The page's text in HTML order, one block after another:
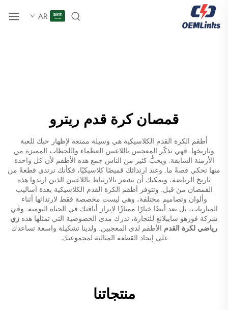
AR
قمصان كرة قدم ريترو
أطقم الكرة القدم الكلاسيكية هي وسيلة ممتعة لإظهار حبك للعبة
وتاريخها. فهي تذكّر المعجبين باللاعبين العظماء واللحظات المميزة من
الأزمنة السابقة. ويحبُّ كثير من الناس جمع هذه الأطقم لأن كل واحدة
منها تحكي قصةً ما. وعند ارتدائك قميصًا كلاسيكيًا، فكأنك ترتدي قطعةً من
تاريخ الرياضة، ويمكنك أن تشعر بالارتباط باللاعبين الذين ارتدوا هذه
القمصان من قبل. وتتوفر أطقم الكرة القدم الكلاسيكية بعدة أساليب
وألوان وتصاميم مختلفة، وهي ليست مخصصة فقط لارتدائها أثناء
المباريات، بل تعد أيضًا خيارًا ممتازًا لإبراز أناقتك في الحياة اليومية. وفي
شركة فوزهو سايبلانغ للتجارة، ندرك مدى الخصوصية التي تمثلها هذه زي
رياضي لكرة القدم الأطقم لدى المعجبين. ولدينا تشكيلة واسعة تساعدك
على إيجاد القطعة المثالية لمجموعتك.
منتجاتنا